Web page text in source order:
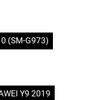
(SM-G973)
Y9 2019